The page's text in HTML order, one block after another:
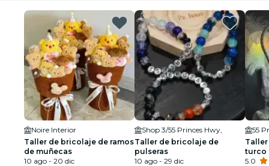
Noire Interior
Taller de bricolaje de ramos
de muñecas
10 ago - 20 dic
Shop 3/55 Princes Hwy,
Taller de bricolaje de
pulseras
10 ago - 29 dic
55
turco
5.0